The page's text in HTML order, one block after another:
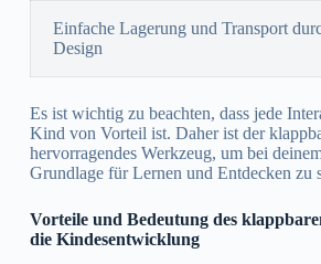
Einfache Lagerung und Transport
Design
Es ist wichtig zu beachten, dass jede
Kind von Vorteil ist. Daher ist der
hervorragendes Werkzeug, um bei
Grundlage für Lernen und Entdecken zu
Vorteile und Bedeutung des
die Kindesentwicklung